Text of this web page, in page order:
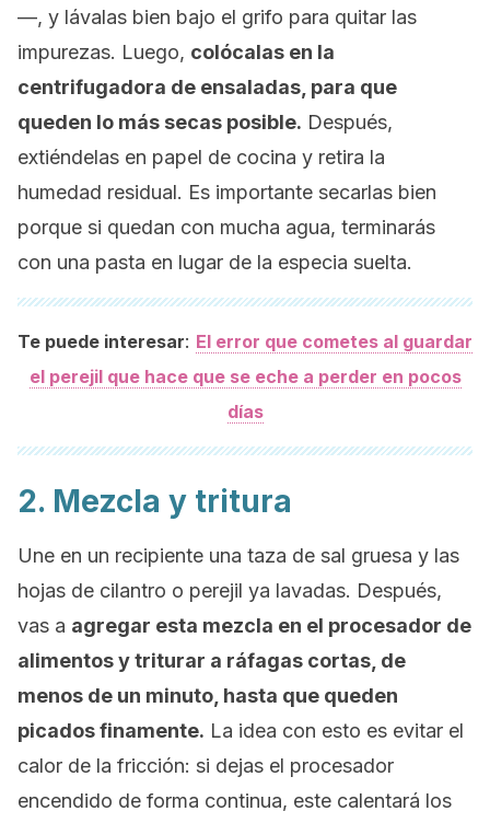
—, y lávalas bien bajo el grifo para quitar las
impurezas. Luego, colócalas en la
centrifugadora de ensaladas, para que
queden lo más secas posible. Después,
extiéndelas en papel de cocina y retira la
humedad residual. Es importante secarlas bien
porque si quedan con mucha agua, terminarás
con una pasta en lugar de la especia suelta.
Te puede interesar: El error que cometes al guardar
el perejil que hace que se eche a perder en pocos
días
2. Mezcla y tritura
Une en un recipiente una taza de sal gruesa y las
hojas de cilantro o perejil ya lavadas. Después,
vas a agregar esta mezcla en el procesador de
alimentos y triturar a ráfagas cortas, de
menos de un minuto, hasta que queden
picados finamente. La idea con esto es evitar el
calor de la fricción: si dejas el procesador
encendido de forma continua, este calentará los